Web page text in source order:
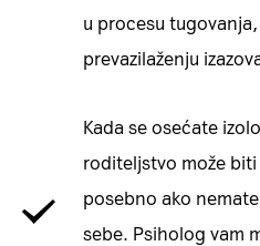
u procesu
prevazilaženju
Kada se osećate
roditeljstvo može
posebno ako
sebe. Psiholog vam